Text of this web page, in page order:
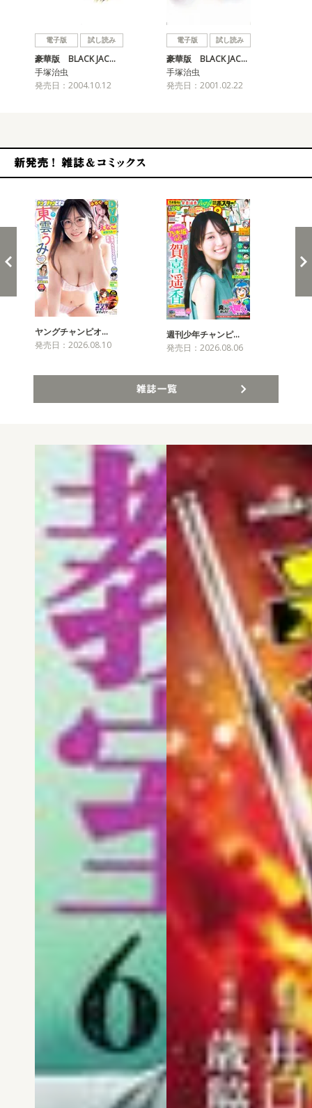
電子版 試し読み
豪華版 BLACK JAC…
手塚治虫
発売日：2004.10.12
電子版 試し読み
豪華版 BLACK JAC…
手塚治虫
発売日：2001.02.22
ヤングチャンピオ…
発売日：2026.08.10
週刊少年チャンピ…
発売日：2026.08.06